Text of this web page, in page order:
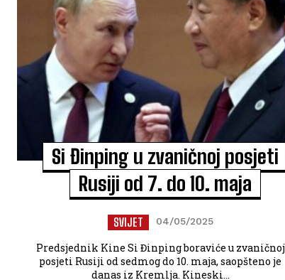
Si Đinping u zvaničnoj posjeti
Rusiji od 7. do 10. maja
SVIJET 04/05/2025
Predsjednik Kine Si Đinping boraviće u zvaničnoj
posjeti Rusiji od sedmog do 10. maja, saopšteno je
danas iz Kremlja. Kineski...